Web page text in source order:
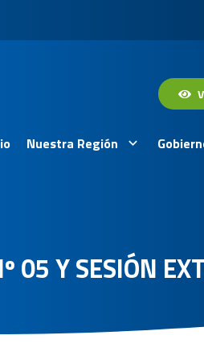
Nuestra Región
05 Y SESIÓN